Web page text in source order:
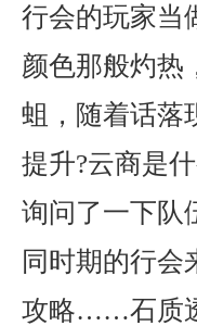
行会的玩家当
颜色那般灼热
蛆，随着话落
提升?云商是
询问了一下队
同时期的行会
攻略……石质